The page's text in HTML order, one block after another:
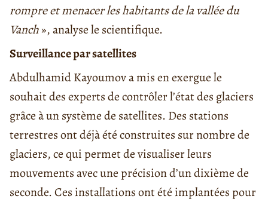
rompre et menacer les habitants de la vallée du
Vanch», analyse le scientifique.
Surveillance par satellites
Abdulhamid Kayoumov a mis en exergue le
souhait des experts de contrôler l’état des glaciers
grâce à un système de satellites. Des stations
terrestres ont déjà été construites sur nombre de
glaciers, ce qui permet de visualiser leurs
mouvements avec une précision d’un dixième de
seconde. Ces installations ont été implantées pour